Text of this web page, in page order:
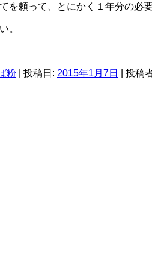
頼って、とにかく１年分の必
。
粉 | 投稿日: 2015年1月7日 投稿